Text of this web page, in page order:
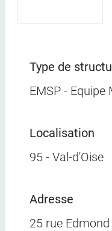
Type de
EMSP - Equipe
Localisation
95 - Val-d'Oise
Adresse
25 rue